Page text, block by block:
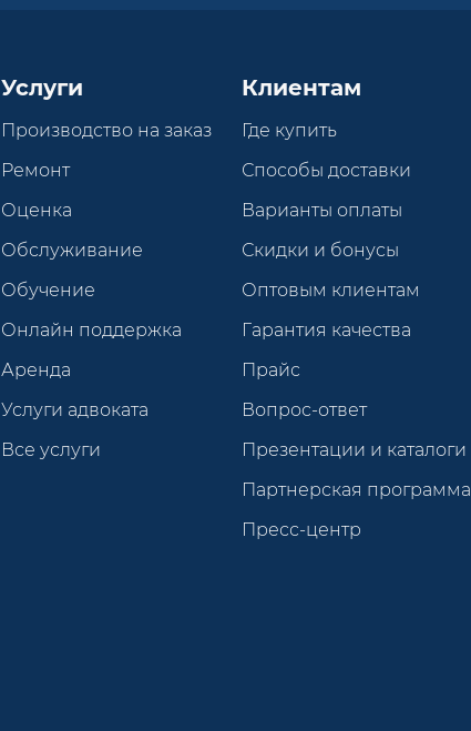
Услуги
Производство на заказ
Ремонт
Оценка
Обслуживание
Обучение
Онлайн поддержка
Аренда
Услуги адвоката
Все услуги
Клиентам
Где купить
Способы доставки
Варианты оплаты
Скидки и бонусы
Оптовым клиентам
Гарантия качества
Прайс
Вопрос-ответ
Презентации и каталоги
Партнерская программа
Пресс-центр